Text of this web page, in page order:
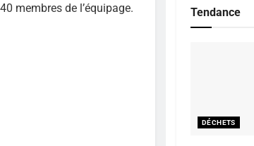
membres de l’équipage.
Tendance
DÉCHETS